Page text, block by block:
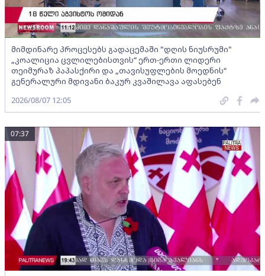
მიმდინარე პროცესებს გადაცემაში "დღის ნიუსრუმი"
„კოალიცია ცვლილებისთვის“ ერთ-ერთი ლიდერი
თეიმურაზ პაპასქირი და „თავისუფლების მოედნის“
გენერალური მდივანი ბაკურ კვაშილავა აფასებენ
2026/08/07 12:05
07:37